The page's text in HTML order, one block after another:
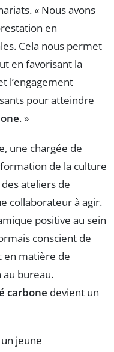
« Nous avons
en
Cela nous permet
en favorisant la
l’engagement
pour atteindre
. »
une chargée de
de la culture
ateliers de
collaborateur à agir.
positive au sein
conscient de
en matière de
bureau.
carbone devient un
un jeune